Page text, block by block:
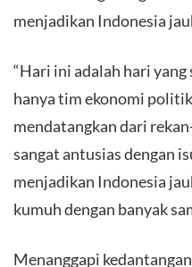
menjadikan Indonesia
“Hari ini adalah hari yang
hanya tim ekonomi
mendatangkan dari
sangat antusias dengan
menjadikan Indonesia
kumuh dengan banyak
Menanggapi